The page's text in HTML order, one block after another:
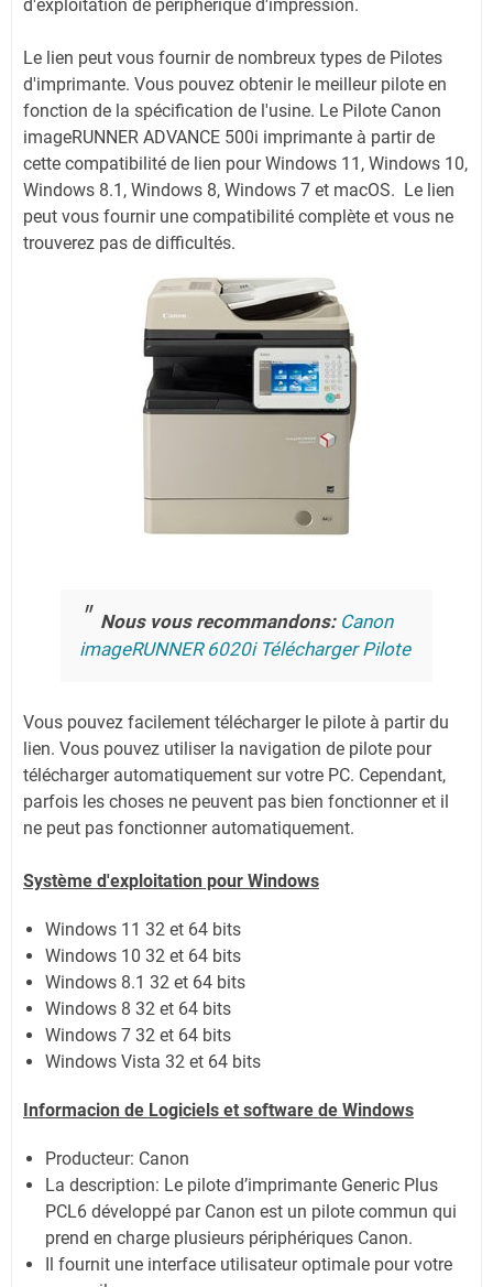
d'exploitation de périphérique d'impression.
Le lien peut vous fournir de nombreux types de Pilotes
d'imprimante. Vous pouvez obtenir le meilleur pilote en
fonction de la spécification de l'usine. Le Pilote Canon
imageRUNNER ADVANCE 500i imprimante à partir de
cette compatibilité de lien pour Windows 11, Windows 10,
Windows 8.1, Windows 8, Windows 7 et macOS. Le lien
peut vous fournir une compatibilité complète et vous ne
trouverez pas de difficultés.
Nous vous recommandons: Canon
imageRUNNER 6020i Télécharger Pilote
Vous pouvez facilement télécharger le pilote à partir du
lien. Vous pouvez utiliser la navigation de pilote pour
télécharger automatiquement sur votre PC. Cependant,
parfois les choses ne peuvent pas bien fonctionner et il
ne peut pas fonctionner automatiquement.
Système d'exploitation pour Windows
Windows 11 32 et 64 bits
Windows 10 32 et 64 bits
Windows 8.1 32 et 64 bits
Windows 8 32 et 64 bits
Windows 7 32 et 64 bits
Windows Vista 32 et 64 bits
Informacion de Logiciels et software de Windows
Producteur: Canon
La description: Le pilote d’imprimante Generic Plus
PCL6 développé par Canon est un pilote commun qui
prend en charge plusieurs périphériques Canon.
Il fournit une interface utilisateur optimale pour votre